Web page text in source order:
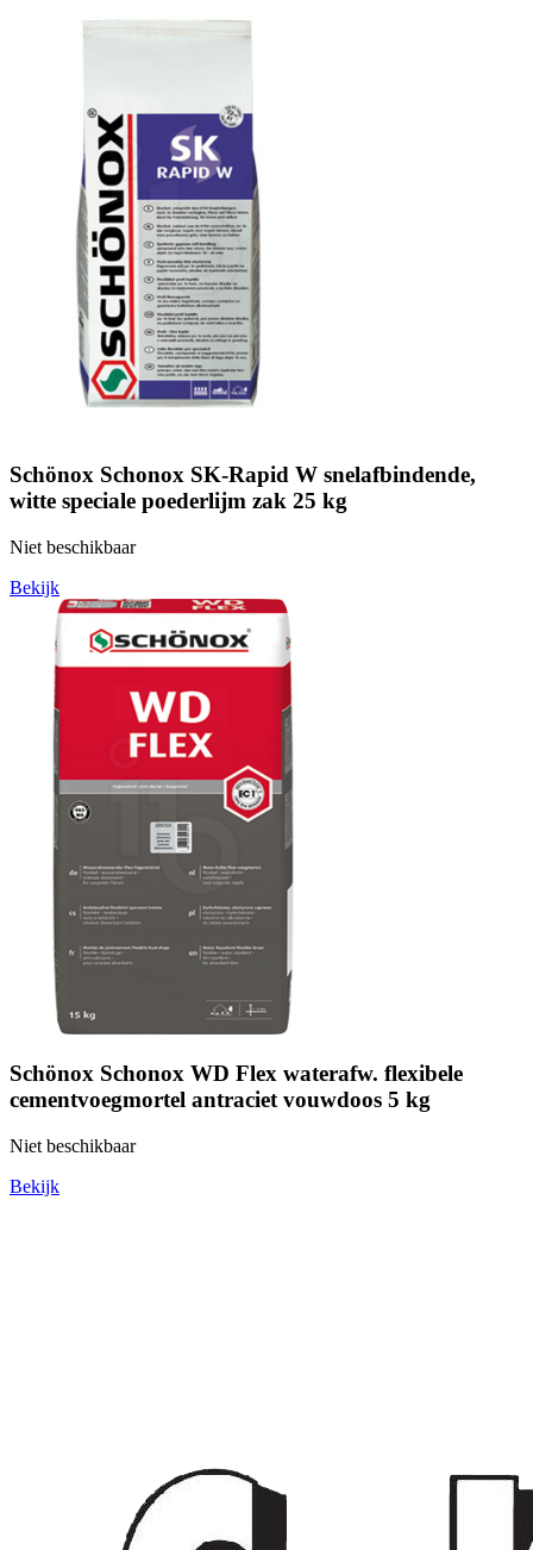
Schönox Schonox SK-Rapid W snelafbindende,
witte speciale poederlijm zak 25 kg
Niet beschikbaar
Bekijk
Schönox Schonox WD Flex waterafw. flexibele
cementvoegmortel antraciet vouwdoos 5 kg
Niet beschikbaar
Bekijk